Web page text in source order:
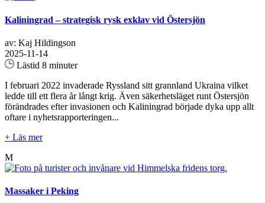
Kaliningrad – strategisk rysk exklav vid Östersjön
av: Kaj Hildingson
2025-11-14
Lästid 8 minuter
I februari 2022 invaderade Ryssland sitt grannland Ukraina vilket
ledde till ett flera år långt krig. Även säkerhetsläget runt Östersjön
förändrades efter invasionen och Kaliningrad började dyka upp allt
oftare i nyhetsrapporteringen...
+ Läs mer
M
Massaker i Peking